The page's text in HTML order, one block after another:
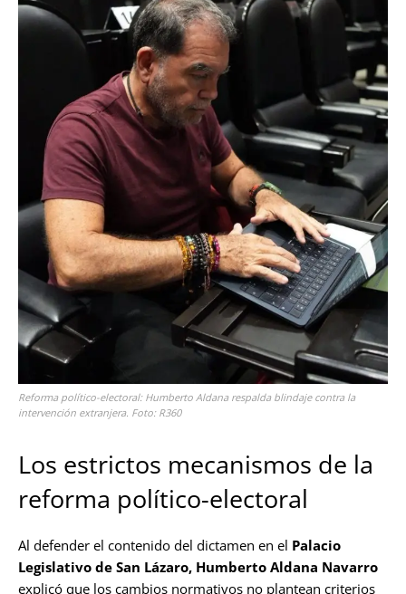
Reforma político-electoral: Humberto Aldana respalda blindaje contra la
intervención extranjera. Foto: R360
Los estrictos mecanismos de la
reforma político-electoral
Al defender el contenido del dictamen en el Palacio
Legislativo de San Lázaro, Humberto Aldana Navarro
explicó que los cambios normativos no plantean criterios